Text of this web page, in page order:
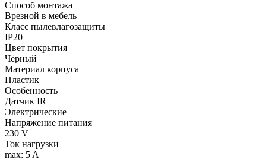
Способ монтажа
Врезной в мебель
Класс пылевлагозащиты
IP20
Цвет покрытия
Чёрный
Материал корпуса
Пластик
Особенность
Датчик IR
Электрические
Напряжение питания
230 V
Ток нагрузки
max: 5 A